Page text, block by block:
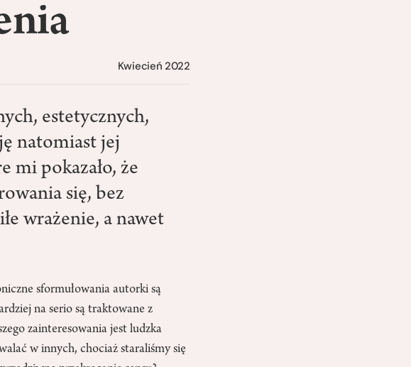
Kwiecień 2022
estetycznych,
natomiast jej
mi pokazało, że
się, bez
wrażenie, a nawet
sformułowania autorki są
na serio są traktowane z
zainteresowania jest ludzka
w innych, chociaż staraliśmy się